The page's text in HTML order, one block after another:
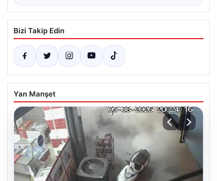
Bizi Takip Edin
Yan Manşet